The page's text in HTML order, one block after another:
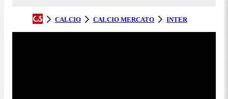
CALCIO CALCIO MERCATO INTER